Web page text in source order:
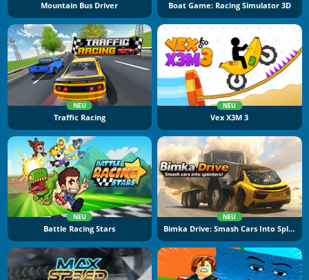
Mountain Bus Driver Boat Game: Racing Simulator 3D
NEU
Traffic Racing
NEU
Vex X3M 3
NEU
Battle Racing Stars
NEU
Bimka Drive: Smash Cars Into Splinters